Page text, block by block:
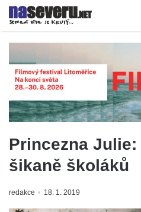
Princezna
šikaně školáků
redakce 18. 1. 2019